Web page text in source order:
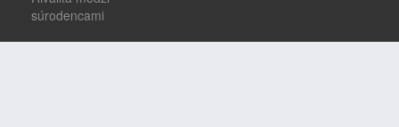
súrodencami